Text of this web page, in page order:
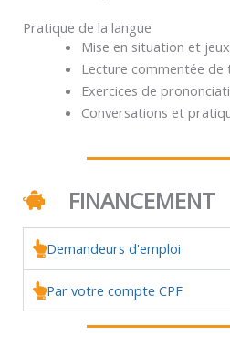
Pratique de la langue
Mise en situation et
Lecture commentée de
Exercices de
Conversations et
FINANCEMENT
Demandeurs d'emploi
Par votre compte CPF